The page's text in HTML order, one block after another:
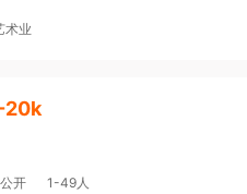
术业
20k
开 1-49人